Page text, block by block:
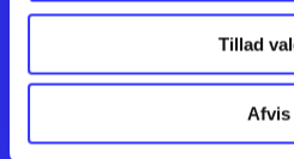
Tillad
Afvis
Kontakt os
English